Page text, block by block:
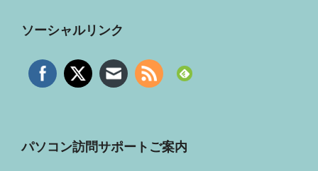
ソーシャルリンク
パソコン訪問サポートご案内